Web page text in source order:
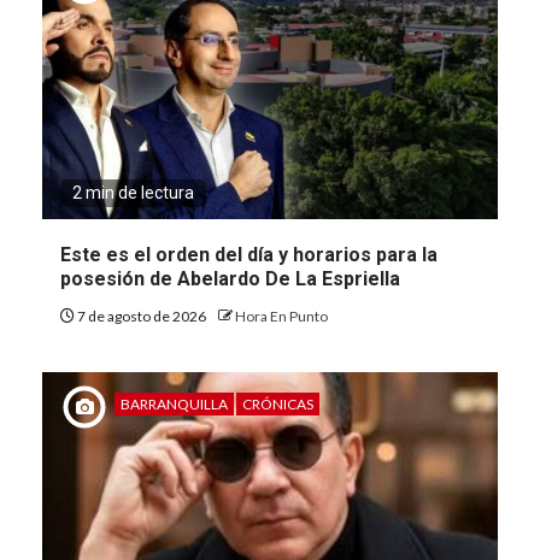
2 min de lectura
Este es el orden del día y horarios para la
posesión de Abelardo De La Espriella
7 de agosto de 2026 Hora En Punto
BARRANQUILLA CRÓNICAS